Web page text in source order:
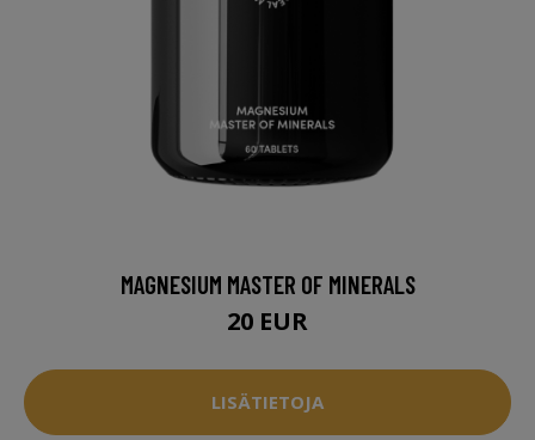
MAGNESIUM MASTER OF MINERALS
20 EUR
LISÄTIETOJA